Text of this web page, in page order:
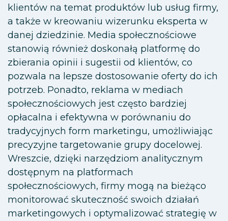
klientów na temat produktów lub usług firmy,
a także w kreowaniu wizerunku eksperta w
danej dziedzinie. Media społecznościowe
stanowią również doskonałą platformę do
zbierania opinii i sugestii od klientów, co
pozwala na lepsze dostosowanie oferty do ich
potrzeb. Ponadto, reklama w mediach
społecznościowych jest często bardziej
opłacalna i efektywna w porównaniu do
tradycyjnych form marketingu, umożliwiając
precyzyjne targetowanie grupy docelowej.
Wreszcie, dzięki narzędziom analitycznym
dostępnym na platformach
społecznościowych, firmy mogą na bieżąco
monitorować skuteczność swoich działań
marketingowych i optymalizować strategię w